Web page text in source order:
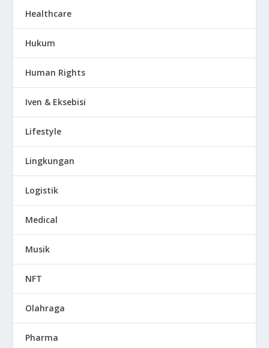
Healthcare
Hukum
Human Rights
Iven & Eksebisi
Lifestyle
Lingkungan
Logistik
Medical
Musik
NFT
Olahraga
Pharma